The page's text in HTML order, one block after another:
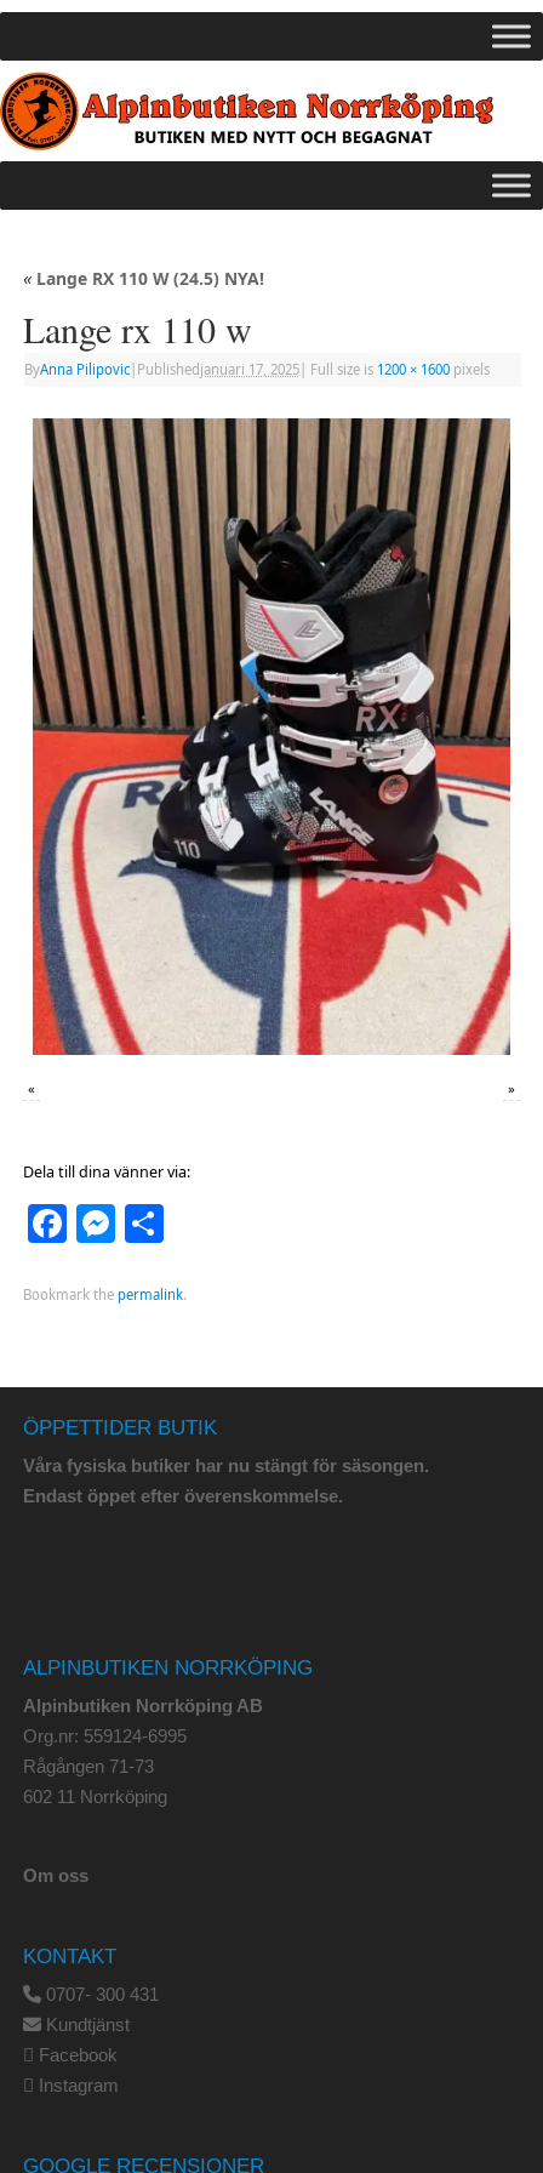
«Lange RX 110 W (24.5) NYA!
Lange rx 110 w
ByAnna Pilipovic| Published januari 17, 2025| Full size is 1200 × 1600pixels
« »
Dela till dina vänner via:
Facebook
Messenger
Dela
Bookmark the permalink.
ÖPPETTIDER BUTIK
Våra fysiska butiker har nu stängt för säsongen.
Endast öppet efter överenskommelse.
ALPINBUTIKEN NORRKÖPING
Alpinbutiken Norrköping AB
Org.nr: 559124-6995
Rågången 71-73
602 11 Norrköping
Om oss
KONTAKT
0707- 300 431
Kundtjänst
Facebook
Instagram
GOOGLE RECENSIONER